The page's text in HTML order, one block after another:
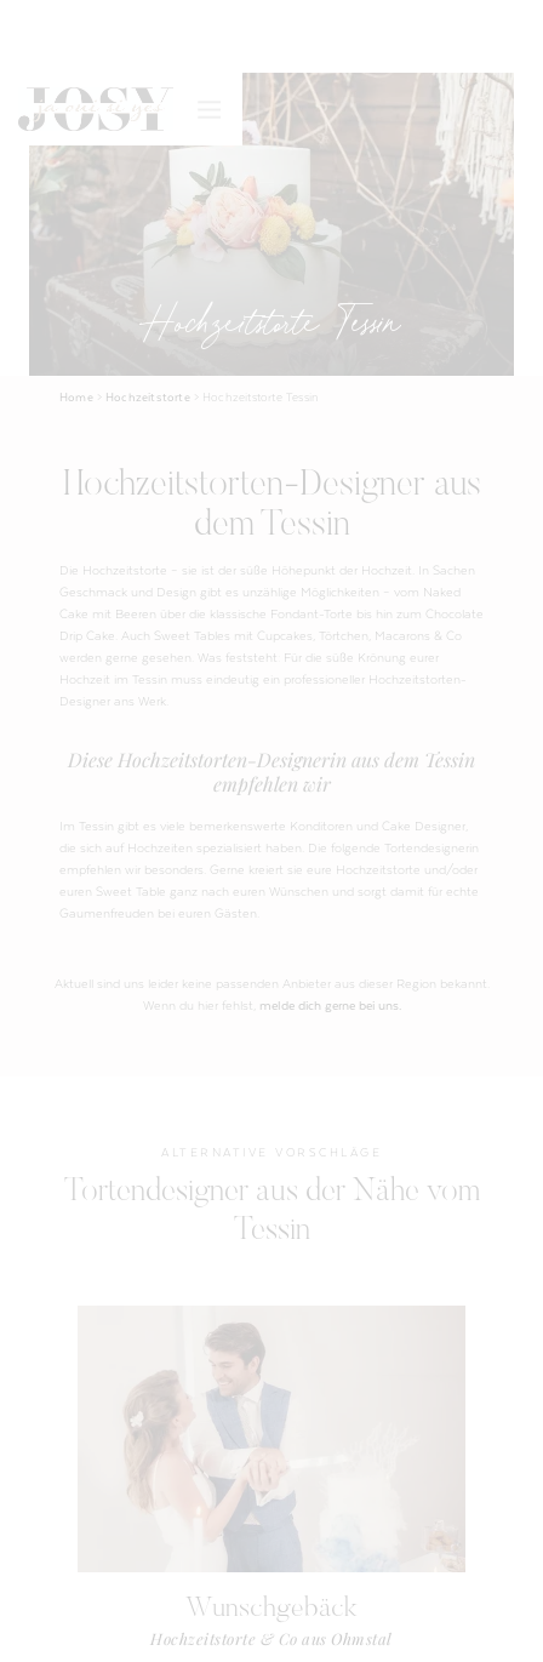
Hochzeitstorte Tessin
Home Hochzeitstorte Hochzeitstorte Tessin
Hochzeitstorten-Designer aus
dem Tessin
Die Hochzeitstorte – sie ist der süße Höhepunkt der Hochzeit. In Sachen
Geschmack und Design gibt es unzählige Möglichkeiten – vom Naked
Cake mit Beeren über die klassische Fondant-Torte bis hin zum Chocolate
Drip Cake. Auch Sweet Tables mit Cupcakes, Törtchen, Macarons & Co
werden gerne gesehen. Was feststeht: Für die süße Krönung eurer
Hochzeit im Tessin muss eindeutig ein professioneller Hochzeitstorten-
Designer ans Werk.
Diese Hochzeitstorten-Designerin aus dem Tessin
empfehlen wir
Im Tessin gibt es viele bemerkenswerte Konditoren und Cake Designer,
die sich auf Hochzeiten spezialisiert haben. Die folgende Tortendesignerin
empfehlen wir besonders. Gerne kreiert sie eure Hochzeitstorte und/oder
euren Sweet Table ganz nach euren Wünschen und sorgt damit für echte
Gaumenfreuden bei euren Gästen.
Aktuell sind uns leider keine passenden Anbieter aus dieser Region bekannt.
Wenn du hier fehlst, melde dich gerne bei uns.
ALTERNATIVE VORSCHLÄGE
Tortendesigner aus der Nähe vom
Tessin
Wunschgebäck
Hochzeitstorte & Co aus Ohmstal